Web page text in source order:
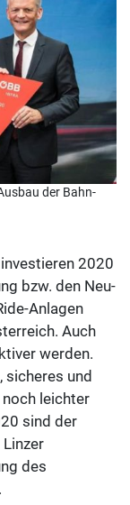
der Bahn-
2020
bzw. den Neu-
Anlagen
Auch
werden.
sicheres und
leichter
sind der
des